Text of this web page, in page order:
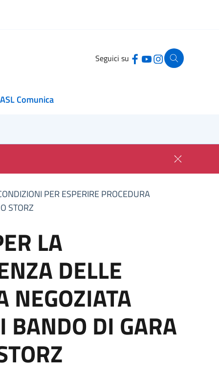
Seguici su
ASL Comunica
PER ESPERIRE PROCEDURA
STORZ
LA
DELLE
NEGOZIATA
BANDO DI GARA